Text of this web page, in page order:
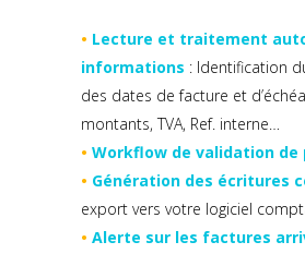
• Lecture et traitement
informations : Identification
des dates de facture et
montants, TVA, Ref. interne…
• Workflow de validation de
• Génération des écritures
export vers votre logiciel
• Alerte sur les factures